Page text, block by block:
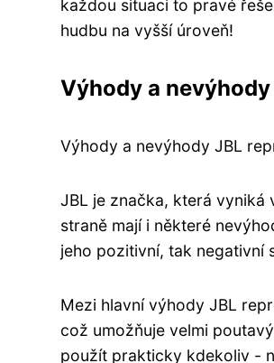
každou situaci to pravé
hudbu na vyšší úroveň!
Výhody a
Výhody a nevýhody JBL
JBL je značka, která
straně mají i některé
jeho pozitivní, tak negativní
Mezi hlavní výhody JBL
což umožňuje velmi
použít prakticky kdekoliv -